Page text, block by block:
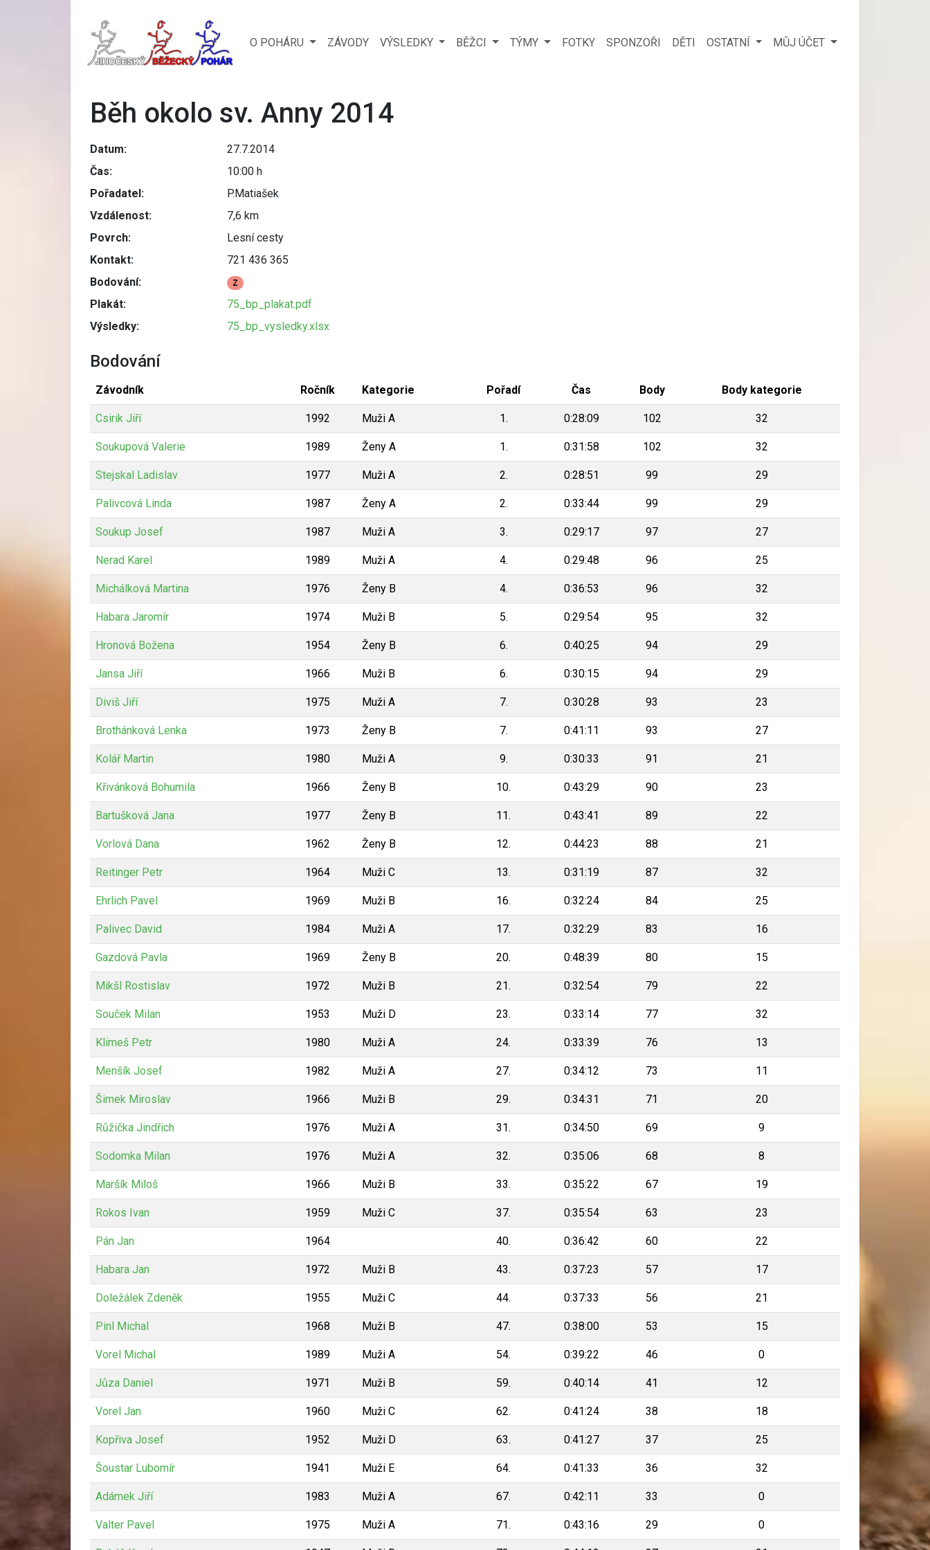
O POHÁRU ZÁVODY VÝSLEDKY BĚŽCI TÝMY FOTKY SPONZOŘI DĚTI OSTATNÍ MŮJ ÚČET
Běh okolo sv. Anny 2014
Datum:
27.7.2014
Čas:
10:00 h
Pořadatel:
P.Matiašek
Vzdálenost:
7,6 km
Povrch:
Lesní cesty
Kontakt:
721 436 365
Bodování:
Z
Plakát:
75_bp_plakat.pdf
Výsledky:
75_bp_vysledky.xlsx
Bodování
Závodník Ročník Kategorie Pořadí Čas Body Body kategorie
Csirik Jiří 1992 Muži A 1. 0:28:09 102 32
Soukupová Valerie 1989 Ženy A 1. 0:31:58 102 32
Stejskal Ladislav 1977 Muži A 2. 0:28:51 99 29
Palivcová Linda 1987 Ženy A 2. 0:33:44 99 29
Soukup Josef 1987 Muži A 3. 0:29:17 97 27
Nerad Karel 1989 Muži A 4. 0:29:48 96 25
Michálková Martina 1976 Ženy B 4. 0:36:53 96 32
Habara Jaromír 1974 Muži B 5. 0:29:54 95 32
Hronová Božena 1954 Ženy B 6. 0:40:25 94 29
Jansa Jiří 1966 Muži B 6. 0:30:15 94 29
Diviš Jiří 1975 Muži A 7. 0:30:28 93 23
Brothánková Lenka 1973 Ženy B 7. 0:41:11 93 27
Kolář Martin 1980 Muži A 9. 0:30:33 91 21
Křivánková Bohumila 1966 Ženy B 10. 0:43:29 90 23
Bartušková Jana 1977 Ženy B 11. 0:43:41 89 22
Vorlová Dana 1962 Ženy B 12. 0:44:23 88 21
Reitinger Petr 1964 Muži C 13. 0:31:19 87 32
Ehrlich Pavel 1969 Muži B 16. 0:32:24 84 25
Palivec David 1984 Muži A 17. 0:32:29 83 16
Gazdová Pavla 1969 Ženy B 20. 0:48:39 80 15
Mikšl Rostislav 1972 Muži B 21. 0:32:54 79 22
Souček Milan 1953 Muži D 23. 0:33:14 77 32
Klimeš Petr 1980 Muži A 24. 0:33:39 76 13
Menšík Josef 1982 Muži A 27. 0:34:12 73 11
Šimek Miroslav 1966 Muži B 29. 0:34:31 71 20
Růžička Jindřich 1976 Muži A 31. 0:34:50 69 9
Sodomka Milan 1976 Muži A 32. 0:35:06 68 8
Maršík Miloš 1966 Muži B 33. 0:35:22 67 19
Rokos Ivan 1959 Muži C 37. 0:35:54 63 23
Pán Jan 1964 40. 0:36:42 60 22
Habara Jan 1972 Muži B 43. 0:37:23 57 17
Doležálek Zdeněk 1955 Muži C 44. 0:37:33 56 21
Pinl Michal 1968 Muži B 47. 0:38:00 53 15
Vorel Michal 1989 Muži A 54. 0:39:22 46 0
Jůza Daniel 1971 Muži B 59. 0:40:14 41 12
Vorel Jan 1960 Muži C 62. 0:41:24 38 18
Kopřiva Josef 1952 Muži D 63. 0:41:27 37 25
Šoustar Lubomír 1941 Muži E 64. 0:41:33 36 32
Adámek Jiří 1983 Muži A 67. 0:42:11 33 0
Valter Pavel 1975 Muži A 71. 0:43:16 29 0